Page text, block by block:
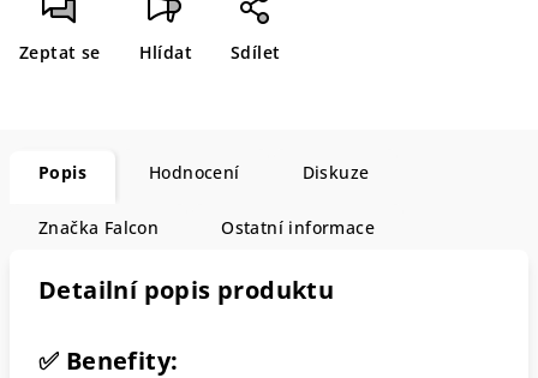
Zeptat se Hlídat Sdílet
Popis Hodnocení Diskuze
Značka Falcon Ostatní informace
Detailní popis produktu
✅ Benefity: